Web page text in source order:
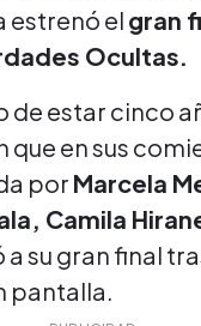
estrenó elgran
Ocultas.
de estar cinco
en sus
por Marcela
Camila
a su gran final
pantalla.